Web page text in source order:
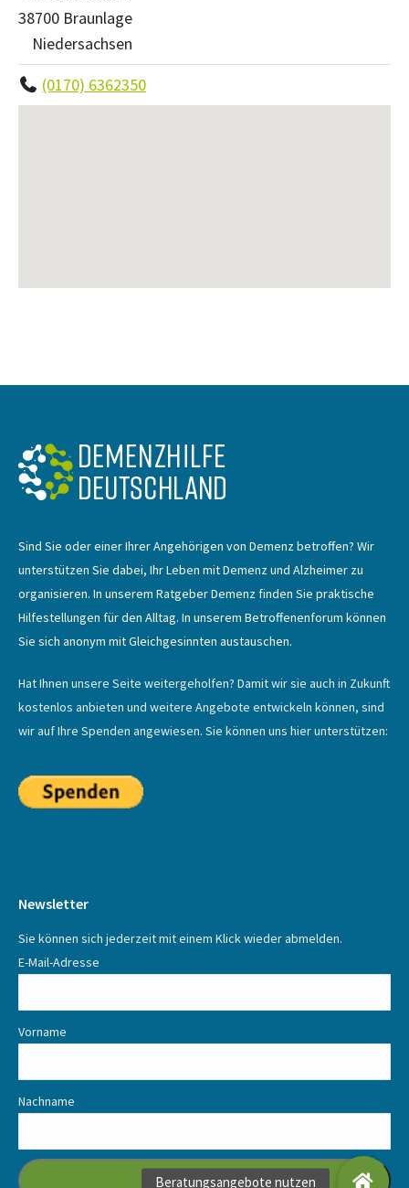
38700 Braunlage
Niedersachsen
(0170) 6362350
Sind Sie oder einer Ihrer Angehörigen von Demenz betroffen? Wir
unterstützen Sie dabei, Ihr Leben mit Demenz und Alzheimer zu
organisieren. In unserem Ratgeber Demenz finden Sie praktische
Hilfestellungen für den Alltag. In unserem Betroffenenforum können
Sie sich anonym mit Gleichgesinnten austauschen.
Hat Ihnen unsere Seite weitergeholfen? Damit wir sie auch in Zukunft
kostenlos anbieten und weitere Angebote entwickeln können, sind
wir auf Ihre Spenden angewiesen. Sie können uns hier unterstützen:
Newsletter
Sie können sich jederzeit mit einem Klick wieder abmelden.
E-Mail-Adresse
Vorname
Nachname